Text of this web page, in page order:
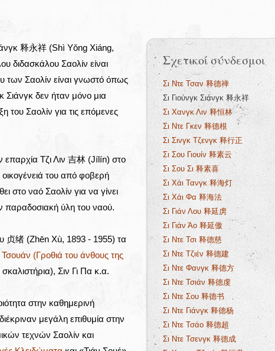
释永祥 (Shì Yǒng Xiáng,
διδασκάλου Σαολίν είναι
των Σαολίν είναι γνωστό όπως
Σιάνγκ δεν ήταν μόνο μια
του Σαολίν για τις επόμενες
Τζι Λιν 吉林 (Jílín) στο
του από φοβερή
στο ναό Σαολίν για να γίνει
παραδοσιακή ύλη του ναού.
贞绪 (Zhēn Xù, 1893 - 1955) τα
(Γροθιά του άνθους της
Σιν Γι Πα κ.α.
στην καθημερινή
μεγάλη επιθυμία στην
τεχνών Σαολίν και
Σχετικοί σύνδεσμοι
Σι Ντε Τσαν 释德禅
Σι Γιούνγκ Σιάνγκ 释永祥
Σι Χανγκ Λιν 释恒林
Σι Ντε Γκεν 释德根
Σι Σινγκ Τζενγκ 释行正
Σι Σου Γιουίν 释素云
Σι Σου Σι 释素喜
Σι Χάι Τανγκ 释海灯
Σι Χάι Φα 释海法
Σι Γιάν Λου 释延虏
Σι Γιάν Άο 释延傲
Σι Ντε Τσι 释德慈
Σι Ντε Τζιέν 释德建
Σι Ντε Φανγκ 释德方
Σι Ντε Τσιάν 释德虔
Σι Ντε Σου 释德书
Σι Ντε Γιάνγκ 释德杨
Σι Ντε Τσάο 释德超
Σι Ντε Τσενγκ 释德成